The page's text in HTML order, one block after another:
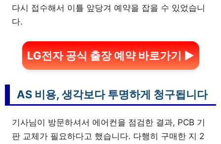
다시 접수해서 이틀 앞당겨 예약을 잡을 수 있었습니
다.
LG전자 공식 출장 예약 바로가기 ▶
AS 비용, 생각보다 투명하게 청구됩니다
기사님이 방문하셔서 에어컨을 점검한 결과, PCB 기
판 교체가 필요하다고 했습니다. 다행히 구매한 지 2